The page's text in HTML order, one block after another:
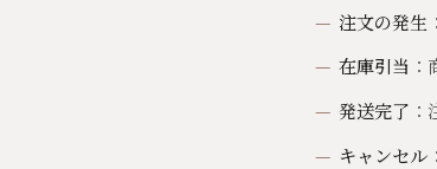
注文の発生
在庫引当
発送完了
キャンセル